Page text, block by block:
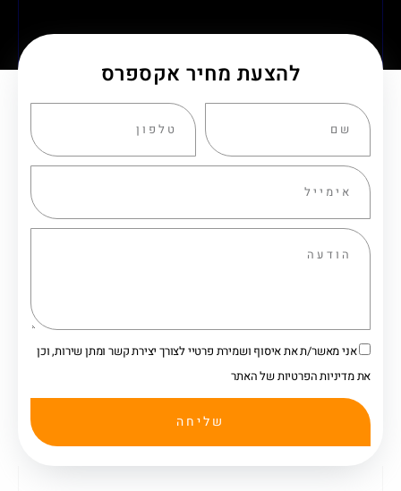
להצעת מחיר אקספרס
אני מאשר/ת את איסוף ושמירת פרטיי לצורך יצירת קשר ומתן שירות, וכן
את מדיניות הפרטיות של האתר
שליחה